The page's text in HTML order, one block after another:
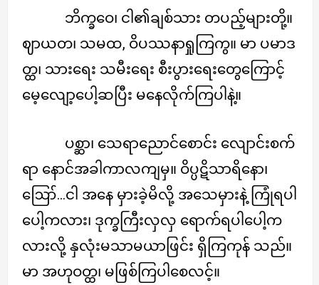
ဘိက္ခဝေ၊ ငါ၏ချစ်သား တပည့်များတို့။
ဈာယတ၊ သမထ, ဝိပဿနာရှုကြကွ။ မာ ပမာဒ
တ္ထ၊ သားရေး သမီးရေး စီးပွားရေးတွေကြောင့်
မေ့လျော့ပေါ့ဆပြီး မနေလိုက်ကြပါနဲ့။
ပစ္ဆာ၊ သေရာညောင်စောင်း လျောင်းစက်
ရာ နောင်အခါကာလကျမှ။ ဝိပ္ပဋိသာရိနော၊
ဪ…ငါ အနေ မှားခဲ့မိလို့ အသေမှားနဲ့ ကြုံရပါ
ပေါ့ကလား၊ ဒုက္ခကြီးလှလှ ရောက်ရပါပေါ့က
လားလို့ နှလုံးမသာမယာဖြင်း ရှိကြကုန် သည်။
မာ အဟုဝတ္ထ၊ မဖြစ်ကြပါစေလင့်။